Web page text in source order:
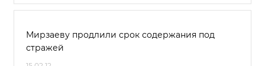
Мирзаеву продлили срок содержания под
стражей